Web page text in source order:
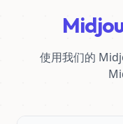
使用我们的